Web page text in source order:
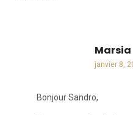
Marsia
janvier 8,
Bonjour Sandro,